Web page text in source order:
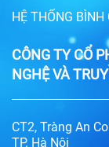
HỆ THỐNG BÌNH
CÔNG TY CỔ
NGHỆ VÀ
CT2, Tràng An
TP. Hà Nội